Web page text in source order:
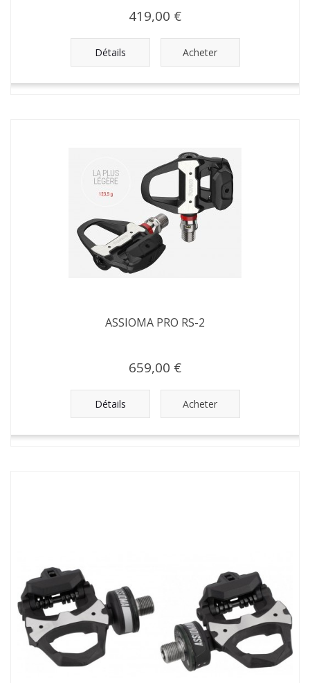
419,00 €
Détails Acheter
ASSIOMA PRO RS-2
659,00 €
Détails Acheter